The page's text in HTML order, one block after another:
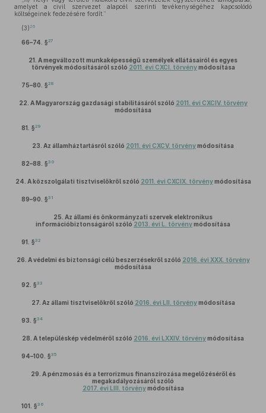
amelyet a civil szervezet alapcél szerinti tevékenységéhez kapcsolódó
költségeinek fedezésére fordít.”
(3) 26
66–74. §27
21. A megváltozott munkaképességű személyek ellátásairól és egyes
törvények módosításáról szóló 2011. évi CXCI. törvénymódosítása
75–80. §28
22. A Magyarország gazdasági stabilitásáról szóló 2011. évi CXCIV. törvény
módosítása
81. §29
23. Az államháztartásról szóló 2011. évi CXCV. törvénymódosítása
82–88. §30
24. A közszolgálati tisztviselőkről szóló 2011. évi CXCIX. törvénymódosítása
89–90. §31
25. Az állami és önkormányzati szervek elektronikus
információbiztonságáról szóló 2013. évi L. törvénymódosítása
91. §32
26. A védelmi és biztonsági célú beszerzésekről szóló 2016. évi XXX. törvény
módosítása
92. §33
27. Az állami tisztviselőkről szóló 2016. évi LII. törvénymódosítása
93. §34
28. A településkép védelméről szóló 2016. évi LXXIV. törvénymódosítása
94–100. §35
29. A pénzmosás és a terrorizmus finanszírozása megelőzéséről és
megakadályozásáról szóló
2017. évi LIII. törvénymódosítása
101. §36